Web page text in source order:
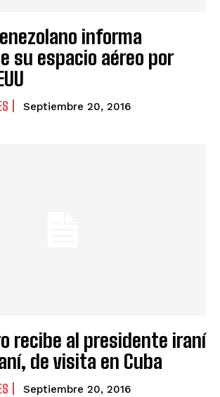
informa
su espacio aéreo por
Septiembre 20, 2016
recibe al presidente iraní
de visita en Cuba
Septiembre 20, 2016